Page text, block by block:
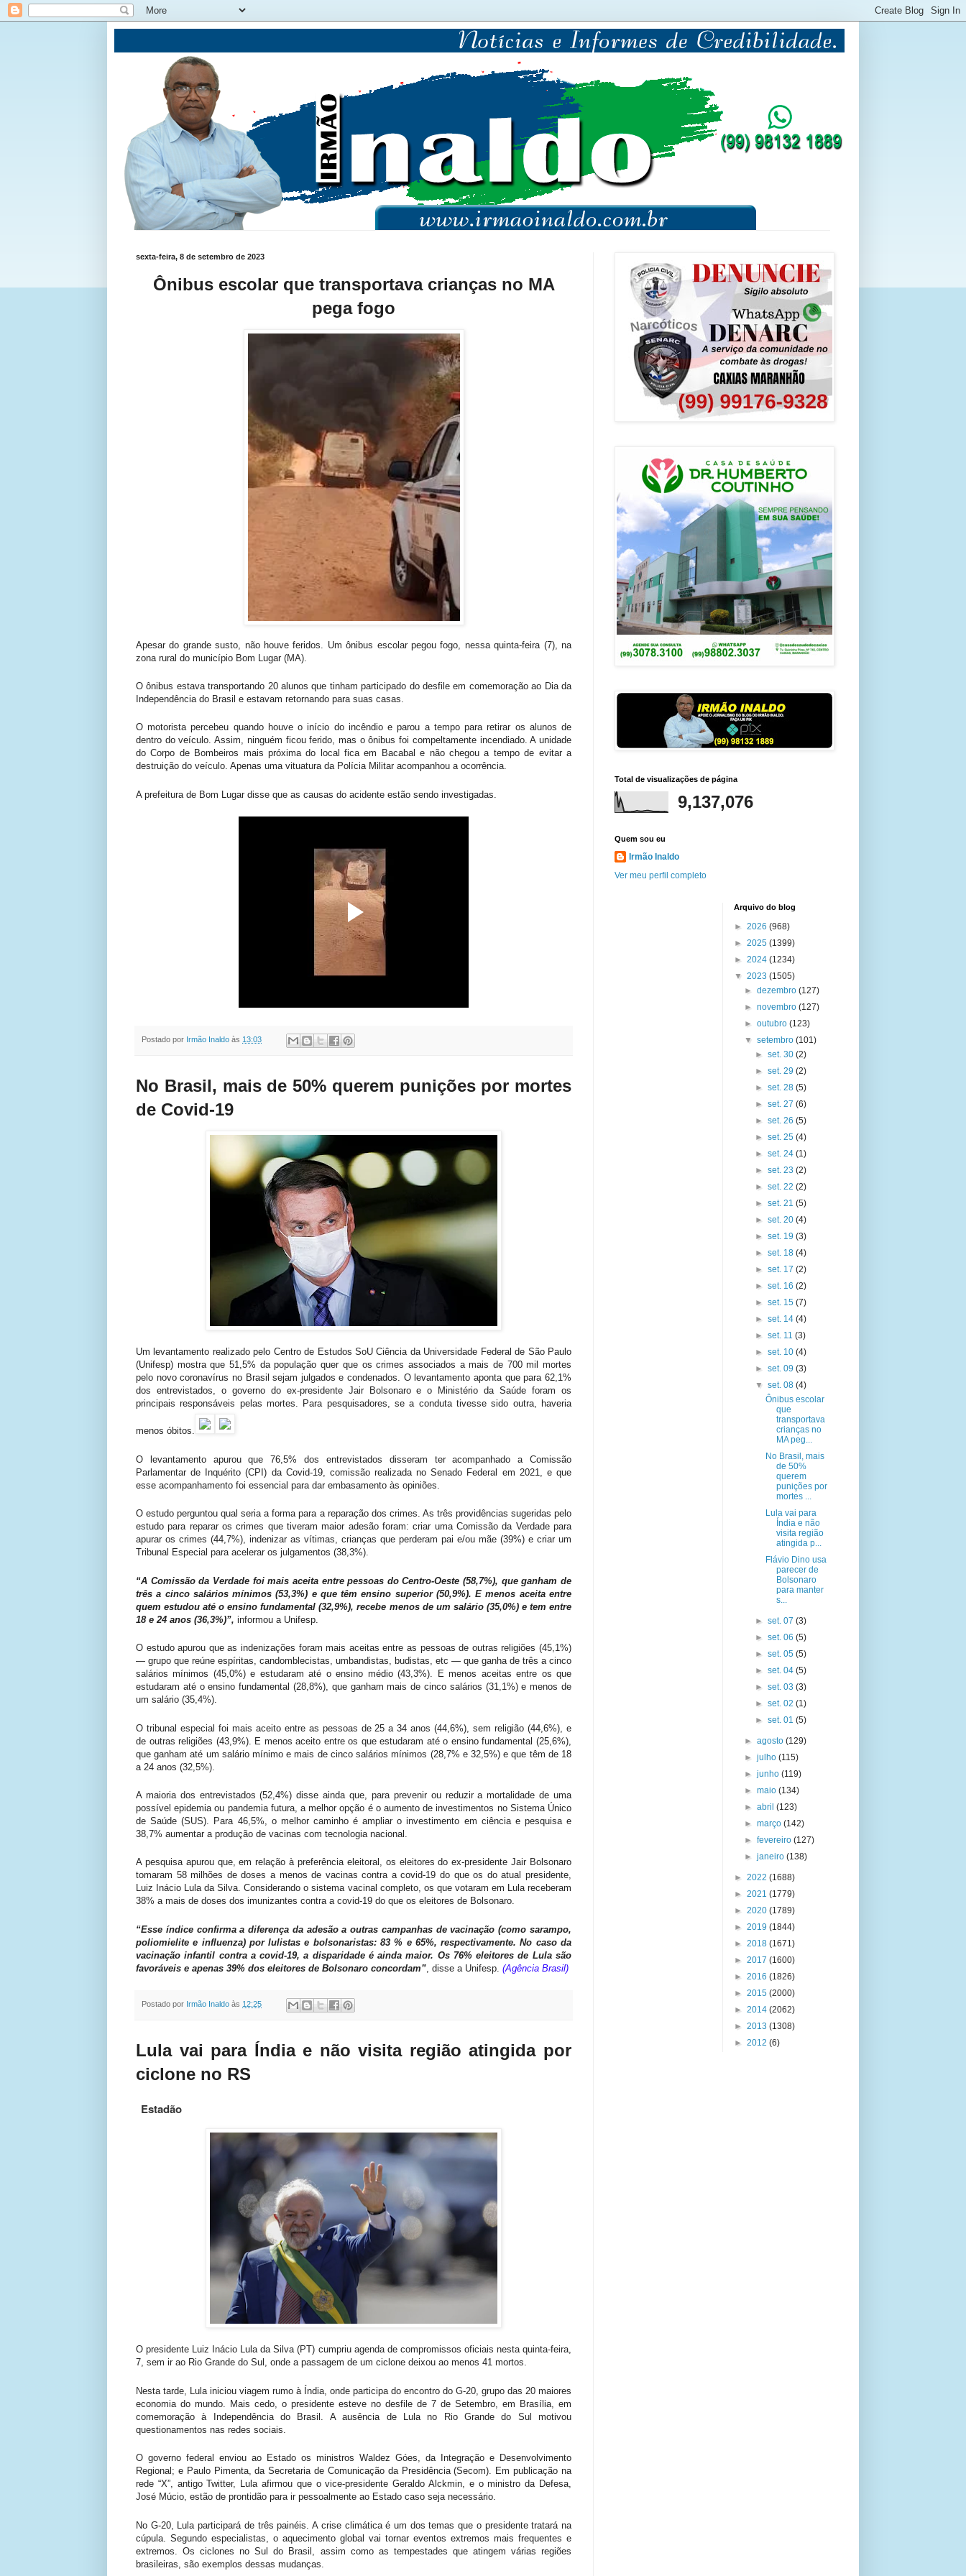
sexta-feira, 8 de setembro de 2023
Ônibus escolar que transportava crianças no MA
pega fogo
Apesar do grande susto, não houve feridos. Um ônibus escolar pegou fogo, nessa quinta-feira (7), na
zona rural do município Bom Lugar (MA).
O ônibus estava transportando 20 alunos que tinham participado do desfile em comemoração ao Dia da
Independência do Brasil e estavam retornando para suas casas.
O motorista percebeu quando houve o início do incêndio e parou a tempo para retirar os alunos de
dentro do veículo. Assim, ninguém ficou ferido, mas o ônibus foi compeltamente incendiado. A unidade
do Corpo de Bombeiros mais próxima do local fica em Bacabal e não chegou a tempo de evitar a
destruição do veículo. Apenas uma vituatura da Polícia Militar acompanhou a ocorrência.
A prefeitura de Bom Lugar disse que as causas do acidente estão sendo investigadas.
Postado por Irmão Inaldo às 13:03
No Brasil, mais de 50% querem punições por mortes
de Covid-19
Um levantamento realizado pelo Centro de Estudos SoU Ciência da Universidade Federal de São Paulo
(Unifesp) mostra que 51,5% da população quer que os crimes associados a mais de 700 mil mortes
pelo novo coronavírus no Brasil sejam julgados e condenados. O levantamento aponta que para 62,1%
dos entrevistados, o governo do ex-presidente Jair Bolsonaro e o Ministério da Saúde foram os
principais responsáveis pelas mortes. Para pesquisadores, se a conduta tivesse sido outra, haveria
menos óbitos.
O levantamento apurou que 76,5% dos entrevistados disseram ter acompanhado a Comissão
Parlamentar de Inquérito (CPI) da Covid-19, comissão realizada no Senado Federal em 2021, e que
esse acompanhamento foi essencial para dar embasamento às opiniões.
O estudo perguntou qual seria a forma para a reparação dos crimes. As três providências sugeridas pelo
estudo para reparar os crimes que tiveram maior adesão foram: criar uma Comissão da Verdade para
apurar os crimes (44,7%), indenizar as vítimas, crianças que perderam pai e/ou mãe (39%) e criar um
Tribunal Especial para acelerar os julgamentos (38,3%).
“A Comissão da Verdade foi mais aceita entre pessoas do Centro-Oeste (58,7%), que ganham de
três a cinco salários mínimos (53,3%) e que têm ensino superior (50,9%). E menos aceita entre
quem estudou até o ensino fundamental (32,9%), recebe menos de um salário (35,0%) e tem entre
18 e 24 anos (36,3%)”, informou a Unifesp.
O estudo apurou que as indenizações foram mais aceitas entre as pessoas de outras religiões (45,1%)
— grupo que reúne espíritas, candomblecistas, umbandistas, budistas, etc — que ganha de três a cinco
salários mínimos (45,0%) e estudaram até o ensino médio (43,3%). E menos aceitas entre os que
estudaram até o ensino fundamental (28,8%), que ganham mais de cinco salários (31,1%) e menos de
um salário (35,4%).
O tribunal especial foi mais aceito entre as pessoas de 25 a 34 anos (44,6%), sem religião (44,6%), e
de outras religiões (43,9%). E menos aceito entre os que estudaram até o ensino fundamental (25,6%),
que ganham até um salário mínimo e mais de cinco salários mínimos (28,7% e 32,5%) e que têm de 18
a 24 anos (32,5%).
A maioria dos entrevistados (52,4%) disse ainda que, para prevenir ou reduzir a mortalidade de uma
possível epidemia ou pandemia futura, a melhor opção é o aumento de investimentos no Sistema Único
de Saúde (SUS). Para 46,5%, o melhor caminho é ampliar o investimento em ciência e pesquisa e
38,7% aumentar a produção de vacinas com tecnologia nacional.
A pesquisa apurou que, em relação à preferência eleitoral, os eleitores do ex-presidente Jair Bolsonaro
tomaram 58 milhões de doses a menos de vacinas contra a covid-19 do que os do atual presidente,
Luiz Inácio Lula da Silva. Considerando o sistema vacinal completo, os que votaram em Lula receberam
38% a mais de doses dos imunizantes contra a covid-19 do que os eleitores de Bolsonaro.
“Esse índice confirma a diferença da adesão a outras campanhas de vacinação (como sarampo,
poliomielite e influenza) por lulistas e bolsonaristas: 83 % e 65%, respectivamente. No caso da
vacinação infantil contra a covid-19, a disparidade é ainda maior. Os 76% eleitores de Lula são
favoráveis e apenas 39% dos eleitores de Bolsonaro concordam” , disse a Unifesp. (Agência Brasil)
Postado por Irmão Inaldo às 12:25
Lula vai para Índia e não visita região atingida por
ciclone no RS
Estadão
O presidente Luiz Inácio Lula da Silva (PT) cumpriu agenda de compromissos oficiais nesta quinta-feira,
7, sem ir ao Rio Grande do Sul, onde a passagem de um ciclone deixou ao menos 41 mortos.
Nesta tarde, Lula iniciou viagem rumo à Índia, onde participa do encontro do G-20, grupo das 20 maiores
economia do mundo. Mais cedo, o presidente esteve no desfile de 7 de Setembro, em Brasília, em
comemoração à Independência do Brasil. A ausência de Lula no Rio Grande do Sul motivou
questionamentos nas redes sociais.
O governo federal enviou ao Estado os ministros Waldez Góes, da Integração e Desenvolvimento
Regional; e Paulo Pimenta, da Secretaria de Comunicação da Presidência (Secom). Em publicação na
rede “X”, antigo Twitter, Lula afirmou que o vice-presidente Geraldo Alckmin, e o ministro da Defesa,
José Múcio, estão de prontidão para ir pessoalmente ao Estado caso seja necessário.
No G-20, Lula participará de três painéis. A crise climática é um dos temas que o presidente tratará na
cúpula. Segundo especialistas, o aquecimento global vai tornar eventos extremos mais frequentes e
extremos. Os ciclones no Sul do Brasil, assim como as tempestades que atingem várias regiões
brasileiras, são exemplos dessas mudanças.
Total de visualizações de página
9,137,076
Quem sou eu
Irmão Inaldo
Ver meu perfil completo
Arquivo do blog
► 2026 (968)
► 2025 (1399)
► 2024 (1234)
▼ 2023 (1505)
►dezembro(127)
►novembro(127)
►outubro(123)
▼setembro(101)
► set. 30 (2)
► set. 29 (2)
► set. 28 (5)
► set. 27 (6)
► set. 26 (5)
► set. 25 (4)
► set. 24 (1)
► set. 23 (2)
► set. 22 (2)
► set. 21 (5)
► set. 20 (4)
► set. 19 (3)
► set. 18 (4)
► set. 17 (2)
► set. 16 (2)
► set. 15 (7)
► set. 14 (4)
► set. 11 (3)
► set. 10 (4)
► set. 09 (3)
▼ set. 08 (4)
Ônibus escolar
que
transportava
crianças no
MA peg...
No Brasil, mais
de 50%
querem
punições por
mortes ...
Lula vai para
Índia e não
visita região
atingida p...
Flávio Dino usa
parecer de
Bolsonaro
para manter
s...
► set. 07 (3)
► set. 06 (5)
► set. 05 (5)
► set. 04 (5)
► set. 03 (3)
► set. 02 (1)
► set. 01 (5)
►agosto(129)
►julho(115)
►junho(119)
►maio(134)
►abril(123)
►março(142)
►fevereiro(127)
►janeiro(138)
► 2022 (1688)
► 2021 (1779)
► 2020 (1789)
► 2019 (1844)
► 2018 (1671)
► 2017 (1600)
► 2016 (1826)
► 2015 (2000)
► 2014 (2062)
► 2013 (1308)
► 2012 (6)